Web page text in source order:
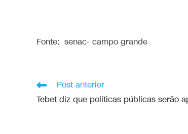
Fonte: senac- campo grande
Post anterior
Tebet diz que políticas públicas serão